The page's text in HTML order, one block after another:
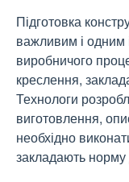
Підготовка
важливим і одним
виробничого
креслення,
Технологи
виготовлення,
необхідно
закладають норму